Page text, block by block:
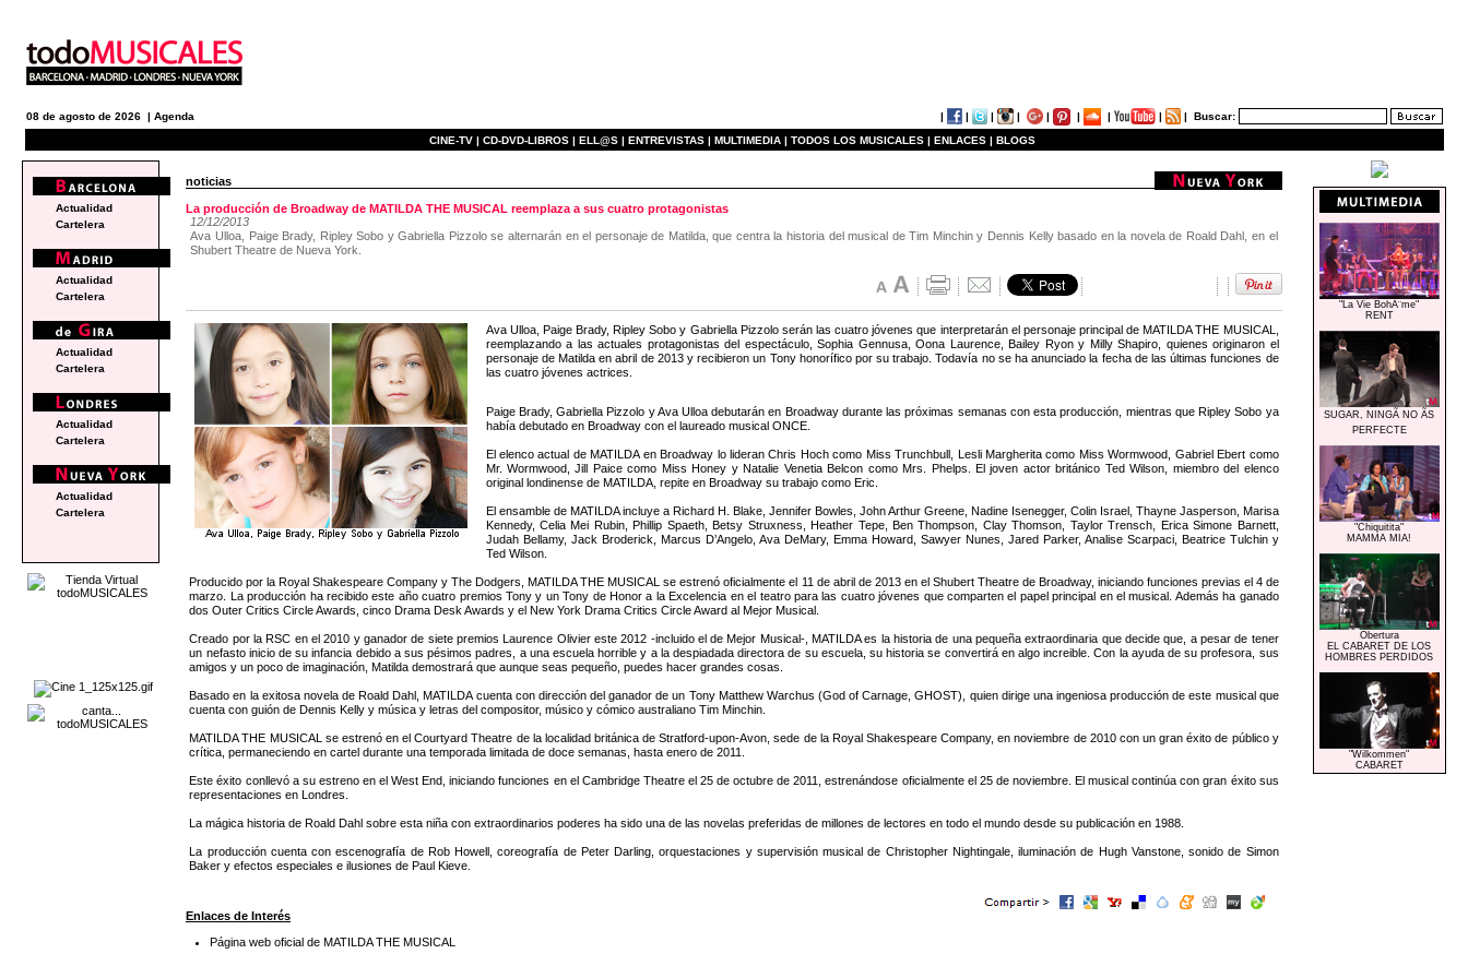
08 de agosto de 2026 | Agenda | | | | | | | | | Buscar:
CINE-TV | CD-DVD-LIBROS | ELL@S | ENTREVISTAS | MULTIMEDIA | TODOS LOS MUSICALES | ENLACES | BLOGS
noticias
La producción de Broadway de MATILDA THE MUSICAL reemplaza a sus cuatro protagonistas
12/12/2013
Ava Ulloa, Paige Brady, Ripley Sobo y Gabriella Pizzolo se alternarán en el personaje de Matilda, que centra la historia del musical de Tim Minchin y Dennis Kelly basado en la novela de Roald Dahl, en el
Shubert Theatre de Nueva York.
Ava Ulloa, Paige Brady, Ripley Sobo y Gabriella Pizzolo serán las cuatro jóvenes que interpretarán el personaje principal de MATILDA THE MUSICAL,
reemplazando a las actuales protagonistas del espectáculo, Sophia Gennusa, Oona Laurence, Bailey Ryon y Milly Shapiro, quienes originaron el
personaje de Matilda en abril de 2013 y recibieron un Tony honorífico por su trabajo. Todavía no se ha anunciado la fecha de las últimas funciones de
las cuatro jóvenes actrices.
Paige Brady, Gabriella Pizzolo y Ava Ulloa debutarán en Broadway durante las próximas semanas con esta producción, mientras que Ripley Sobo ya
había debutado en Broadway con el laureado musical ONCE.
El elenco actual de MATILDA en Broadway lo lideran Chris Hoch como Miss Trunchbull, Lesli Margherita como Miss Wormwood, Gabriel Ebert como
Mr. Wormwood, Jill Paice como Miss Honey y Natalie Venetia Belcon como Mrs. Phelps. El joven actor británico Ted Wilson, miembro del elenco
original londinense de MATILDA, repite en Broadway su trabajo como Eric.
El ensamble de MATILDA incluye a Richard H. Blake, Jennifer Bowles, John Arthur Greene, Nadine Isenegger, Colin Israel, Thayne Jasperson, Marisa
Kennedy, Celia Mei Rubin, Phillip Spaeth, Betsy Struxness, Heather Tepe, Ben Thompson, Clay Thomson, Taylor Trensch, Erica Simone Barnett,
Judah Bellamy, Jack Broderick, Marcus D’Angelo, Ava DeMary, Emma Howard, Sawyer Nunes, Jared Parker, Analise Scarpaci, Beatrice Tulchin y
Ted Wilson.
Producido por la Royal Shakespeare Company y The Dodgers, MATILDA THE MUSICAL se estrenó oficialmente el 11 de abril de 2013 en el Shubert Theatre de Broadway, iniciando funciones previas el 4 de
marzo. La producción ha recibido este año cuatro premios Tony y un Tony de Honor a la Excelencia en el teatro para las cuatro jóvenes que comparten el papel principal en el musical. Además ha ganado
dos Outer Critics Circle Awards, cinco Drama Desk Awards y el New York Drama Critics Circle Award al Mejor Musical.
Creado por la RSC en el 2010 y ganador de siete premios Laurence Olivier este 2012 -incluido el de Mejor Musical-, MATILDA es la historia de una pequeña extraordinaria que decide que, a pesar de tener
un nefasto inicio de su infancia debido a sus pésimos padres, a una escuela horrible y a la despiadada directora de su escuela, su historia se convertirá en algo increible. Con la ayuda de su profesora, sus
amigos y un poco de imaginación, Matilda demostrará que aunque seas pequeño, puedes hacer grandes cosas.
Basado en la exitosa novela de Roald Dahl, MATILDA cuenta con dirección del ganador de un Tony Matthew Warchus (God of Carnage, GHOST), quien dirige una ingeniosa producción de este musical que
cuenta con guión de Dennis Kelly y música y letras del compositor, músico y cómico australiano Tim Minchin.
MATILDA THE MUSICAL se estrenó en el Courtyard Theatre de la localidad británica de Stratford-upon-Avon, sede de la Royal Shakespeare Company, en noviembre de 2010 con un gran éxito de público y
crítica, permaneciendo en cartel durante una temporada limitada de doce semanas, hasta enero de 2011.
Este éxito conllevó a su estreno en el West End, iniciando funciones en el Cambridge Theatre el 25 de octubre de 2011, estrenándose oficialmente el 25 de noviembre. El musical continúa con gran éxito sus
representaciones en Londres.
La mágica historia de Roald Dahl sobre esta niña con extraordinarios poderes ha sido una de las novelas preferidas de millones de lectores en todo el mundo desde su publicación en 1988.
La producción cuenta con escenografía de Rob Howell, coreografía de Peter Darling, orquestaciones y supervisión musical de Christopher Nightingale, iluminación de Hugh Vanstone, sonido de Simon
Baker y efectos especiales e ilusiones de Paul Kieve.
Enlaces de Interés
Página web oficial de MATILDA THE MUSICAL
Actualidad
Cartelera
Actualidad
Cartelera
Actualidad
Cartelera
Actualidad
Cartelera
Actualidad
Cartelera
"La Vie BohÃ¨me"
RENT
SUGAR, NINGÃ NO ÃS
PERFECTE
"Chiquitita"
MAMMA MIA!
Obertura
EL CABARET DE LOS
HOMBRES PERDIDOS
"Wilkommen"
CABARET